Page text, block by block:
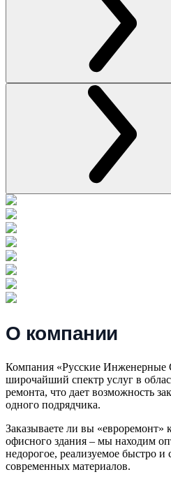
О компании
Компания «Русские Инженерные
широчайший спектр услуг в
ремонта, что дает возможность
одного подрядчика.
Заказываете ли вы «евроремонт»
офисного здания – мы находим
недорогое, реализуемое быстро
современных материалов.